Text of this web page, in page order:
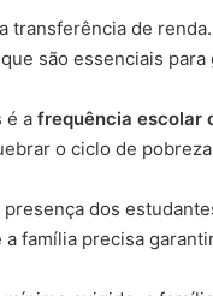
transferência de
são essenciais
é a frequência escolar
o ciclo de
dos
família precisa